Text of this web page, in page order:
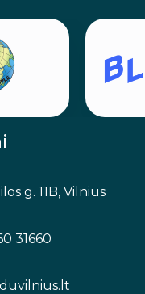
g. 11B, Vilnius
31660